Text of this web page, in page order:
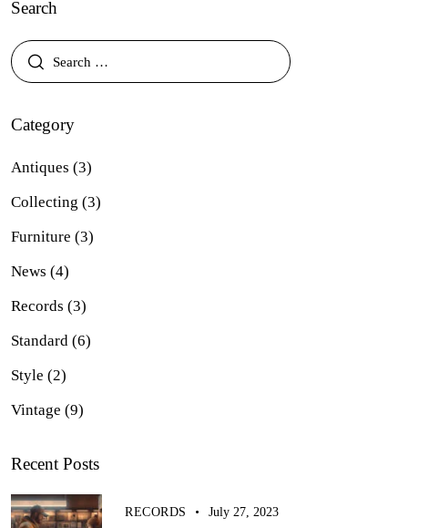
Search
Category
Antiques (3)
Collecting (3)
Furniture (3)
News (4)
Records (3)
Standard (6)
Style (2)
Vintage (9)
Recent Posts
RECORDS July 27, 2023